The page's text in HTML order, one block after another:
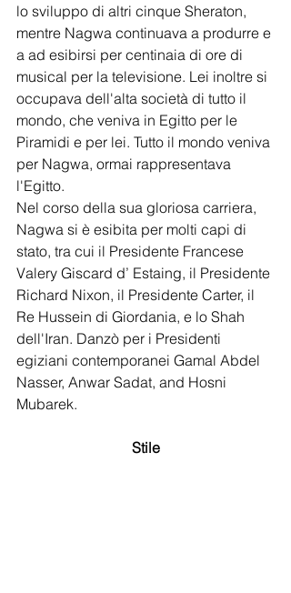
lo sviluppo di altri cinque Sheraton,
mentre Nagwa continuava a produrre e
a ad esibirsi per centinaia di ore di
musical per la televisione. Lei inoltre si
occupava dell'alta società di tutto il
mondo, che veniva in Egitto per le
Piramidi e per lei. Tutto il mondo veniva
per Nagwa, ormai rappresentava
l'Egitto.
Nel corso della sua gloriosa carriera,
Nagwa si è esibita per molti capi di
stato, tra cui il Presidente Francese
Valery Giscard d’ Estaing, il Presidente
Richard Nixon, il Presidente Carter, il
Re Hussein di Giordania, e lo Shah
dell'Iran. Danzò per i Presidenti
egiziani contemporanei Gamal Abdel
Nasser, Anwar Sadat, and Hosni
Mubarek.
Stile